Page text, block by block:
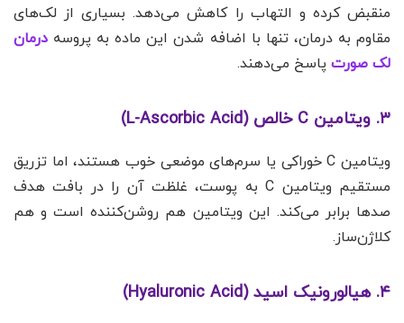
منقبض کرده و التهاب را کاهش می‌دهد. بسیاری از لک‌های
مقاوم به درمان، تنها با اضافه شدن این ماده به پروسه درمان
لک صورت پاسخ می‌دهند.
۳. ویتامین C خالص (L-Ascorbic Acid)
ویتامین C خوراکی یا سرم‌های موضعی خوب هستند، اما تزریق
مستقیم ویتامین C به پوست، غلظت آن را در بافت هدف
صدها برابر می‌کند. این ویتامین هم روشن‌کننده است و هم
کلاژن‌ساز.
۴. هیالورونیک اسید (Hyaluronic Acid)